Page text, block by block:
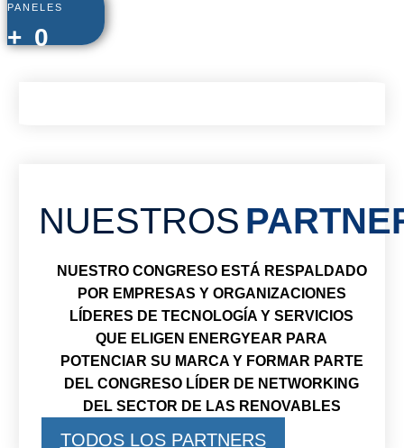
PANELES
+ 0
NUESTROS
NUESTRO CONGRESO ESTÁ RESPALDADO
POR EMPRESAS Y ORGANIZACIONES
LÍDERES DE TECNOLOGÍA Y SERVICIOS
QUE ELIGEN ENERGYEAR PARA
POTENCIAR SU MARCA Y FORMAR PARTE
DEL CONGRESO LÍDER DE NETWORKING
DEL SECTOR DE LAS RENOVABLES
TODOS LOS PARTNERS